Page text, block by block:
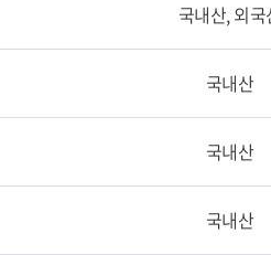
국내산, 외국
국내산
국내산
국내산